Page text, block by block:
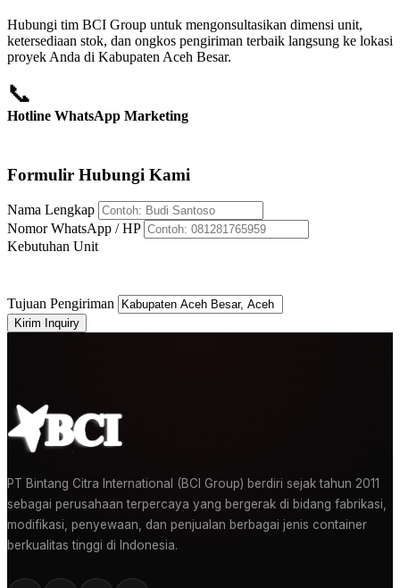
Hubungi tim BCI Group untuk mengonsultasikan dimensi unit,
ketersediaan stok, dan ongkos pengiriman terbaik langsung ke lokasi
proyek Anda di Kabupaten Aceh Besar.
📞
Hotline WhatsApp Marketing
Formulir Hubungi Kami
Nama Lengkap
Nomor WhatsApp / HP
Kebutuhan Unit
Tujuan Pengiriman
Kirim Inquiry
PT Bintang Citra International (BCI Group) berdiri sejak tahun 2011
sebagai perusahaan terpercaya yang bergerak di bidang fabrikasi,
modifikasi, penyewaan, dan penjualan berbagai jenis container
berkualitas tinggi di Indonesia.